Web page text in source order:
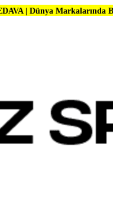
Büyük İndirimler